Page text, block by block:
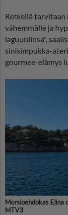
Retkellä tarvitaan
vähemmälle ja
laguuniinsa",
sinisimpukka-
gourmee-elämys
Morsioehdokas Elina
MTV3